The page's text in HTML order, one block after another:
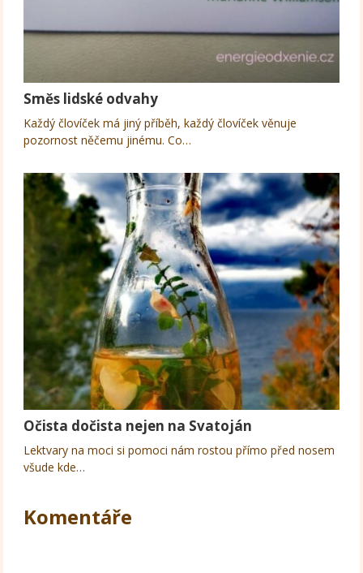
Směs lidské odvahy
Každý človíček má jiný příběh, každý človíček věnuje
pozornost něčemu jinému. Co…
Očista dočista nejen na Svatoján
Lektvary na moci si pomoci nám rostou přímo před nosem
všude kde…
Komentáře